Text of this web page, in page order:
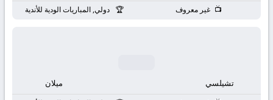
مبارياتغير معروف دولي, المباريات الودية للأندية
تشيلسي ميلان